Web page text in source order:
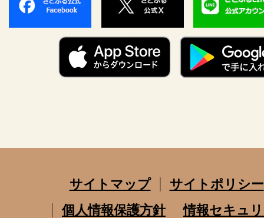
サイトマップ
サイトポリシー
個人情報保護方針
情報セキュ